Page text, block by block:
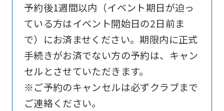
予約後1週間以内（イベント期日が迫っ
ている方はイベント開始日の2日前ま
で）にお済ませください。期限内に正式
手続きがお済でない方の予約は、キャン
セルとさせていただきます。
※ご予約のキャンセルは必ずクラブまで
ご連絡ください。
English.
Click
the
link
below
(start